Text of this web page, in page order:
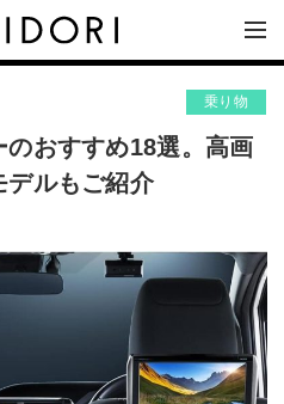
乗り物
おすすめ18選。高画
デルもご紹介